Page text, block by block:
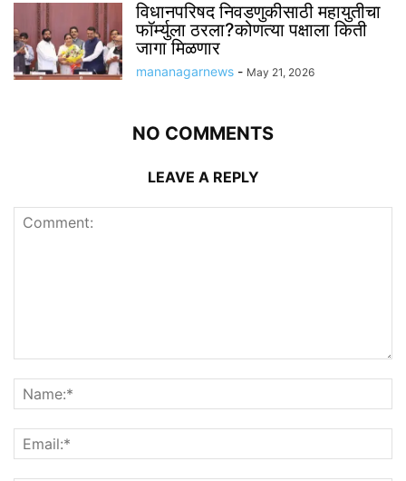
विधानपरिषद निवडणुकीसाठी महायुतीचा
फॉर्म्युला ठरला?कोणत्या पक्षाला किती
जागा मिळणार
mananagarnews - May 21, 2026
NO COMMENTS
LEAVE A REPLY